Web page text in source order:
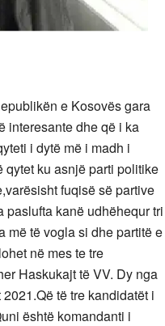
e Kosovës gara
interesante dhe që i ka
i dytë më i madh i
qytet ku asnjë parti politike
fuqisë së partive
paslufta kanë udhëhequr tri
më të vogla si dhe partitë e
në mes te tre
Haskukajt të VV. Dy nga
të tre kandidatët i
është komandanti i